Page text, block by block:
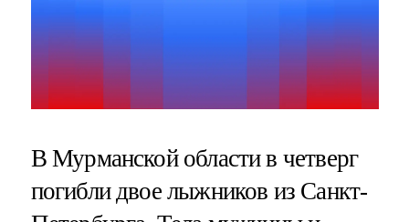
В Мурманской области в четверг
погибли двое лыжников из Санкт-